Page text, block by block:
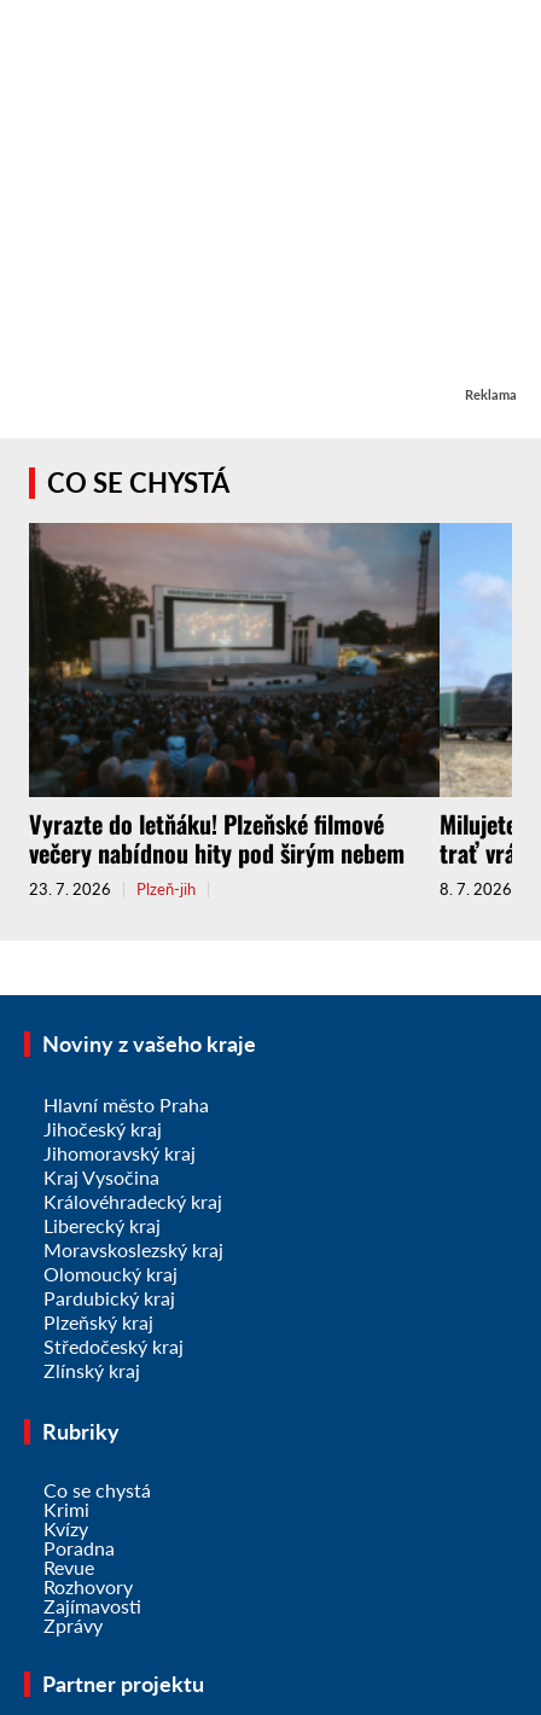
Reklama
CO SE CHYSTÁ
Vyrazte do letňáku! Plzeňské filmové
večery nabídnou hity pod širým nebem
23. 7. 2026 Plzeň-jih
Milujete
trať vrátí
8. 7. 2026
Noviny z vašeho kraje
Hlavní město Praha
Jihočeský kraj
Jihomoravský kraj
Kraj Vysočina
Královéhradecký kraj
Liberecký kraj
Moravskoslezský kraj
Olomoucký kraj
Pardubický kraj
Plzeňský kraj
Středočeský kraj
Zlínský kraj
Rubriky
Co se chystá
Krimi
Kvízy
Poradna
Revue
Rozhovory
Zajímavosti
Zprávy
Partner projektu